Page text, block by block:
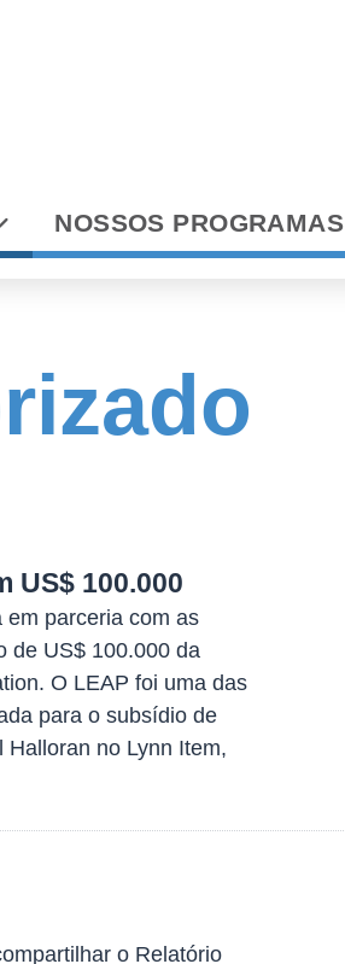
NOSSOS PROGRAMAS
US$ 100.000
em parceria com as
de US$ 100.000 da
O LEAP foi uma das
para o subsídio de
Halloran no Lynn Item,
o Relatório